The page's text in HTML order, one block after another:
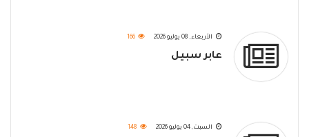
الأربعاء, 08 يوليو 2026 166
عابر سبيل
السبت, 04 يوليو 2026 148